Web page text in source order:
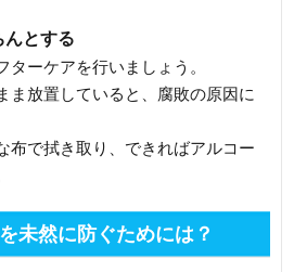
んとする
ーケアを行いましょう。
ま放置していると、腐敗の原因に
布で拭き取り、できればアルコー
未然に防ぐためには？